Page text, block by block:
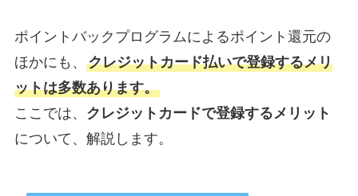
ポイントバックプログラムによるポイント還元の
ほかにも、 クレジットカード払いで登録するメリ
ットは多数あります。
ここでは、 クレジットカードで登録するメリット
について、解説します。